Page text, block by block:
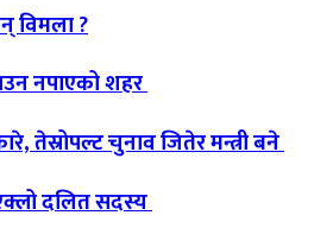
विमला ?
नपाएको शहर
तेस्रोपल्ट चुनाव जितेर मन्त्री बने
एक्लो दलित सदस्य